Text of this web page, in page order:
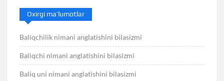
Oxirgi ma’lumotlar
Baliqchilik nimani anglatishini bilasizmi
Baliqchi nimani anglatishini bilasizmi
Baliq uni nimani anglatishini bilasizmi